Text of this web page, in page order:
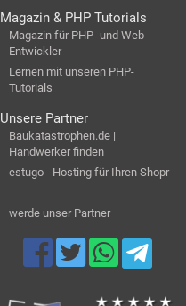
Magazin & PHP Tutorials
Magazin für PHP- und Web-
Entwickler
Lernen mit unseren PHP-
Tutorials
Unsere Partner
Baukatastrophen.de |
Handwerker finden
estugo - Hosting für Ihren Shopr
werde unser Partner